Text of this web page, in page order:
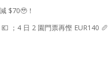
$70🥹！
；4 日 2 園門票再慳 EUR140 🥖